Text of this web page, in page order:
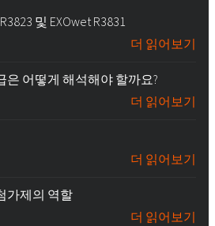
및 EXOwet R3831
더 읽어보기
은 어떻게 해석해야 할까요?
더 읽어보기
더 읽어보기
가제의 역할
더 읽어보기